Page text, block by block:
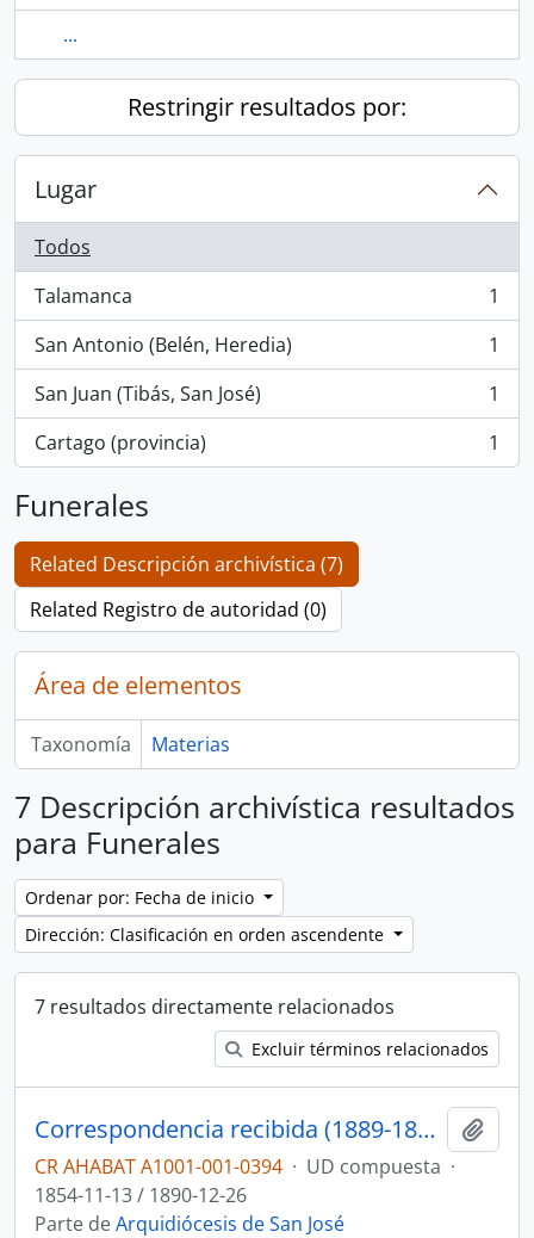
...
Restringir resultados por:
Lugar
Todos
Talamanca
, 1 resultados
1
San Antonio (Belén, Heredia)
, 1 resultados
1
San Juan (Tibás, San José)
, 1 resultados
1
Cartago (provincia)
, 1 resultados 1
Funerales
Related Descripción archivística (7)
Related Registro de autoridad (0)
Área de elementos
Taxonomía Materias
7 Descripción archivística resultados
para Funerales
Ordenar por: Fecha de inicio
Dirección: Clasificación en orden ascendente
7 resultados directamente relacionados
Excluir términos relacionados
Correspondencia recibida (1889-1890) y expedientes matrimoniales (1854-1890)
CR AHABAT A1001-001-0394 · UD compuesta ·
1854-11-13 / 1890-12-26
Parte deArquidiócesis de San José